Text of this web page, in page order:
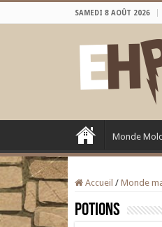
SAMEDI 8 AOÛT 2026
Monde
Accueil / Monde
Potions